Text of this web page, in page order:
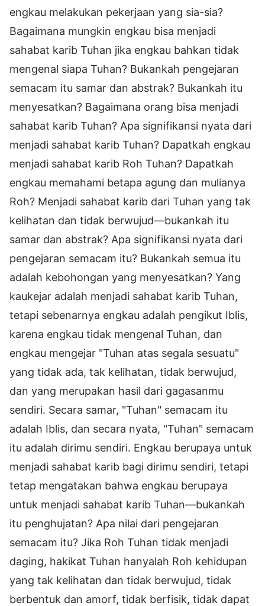
engkau melakukan pekerjaan yang sia-sia?
Bagaimana mungkin engkau bisa menjadi
sahabat karib Tuhan jika engkau bahkan tidak
mengenal siapa Tuhan? Bukankah pengejaran
semacam itu samar dan abstrak? Bukankah itu
menyesatkan? Bagaimana orang bisa menjadi
sahabat karib Tuhan? Apa signifikansi nyata dari
menjadi sahabat karib Tuhan? Dapatkah engkau
menjadi sahabat karib Roh Tuhan? Dapatkah
engkau memahami betapa agung dan mulianya
Roh? Menjadi sahabat karib dari Tuhan yang tak
kelihatan dan tidak berwujud—bukankah itu
samar dan abstrak? Apa signifikansi nyata dari
pengejaran semacam itu? Bukankah semua itu
adalah kebohongan yang menyesatkan? Yang
kaukejar adalah menjadi sahabat karib Tuhan,
tetapi sebenarnya engkau adalah pengikut Iblis,
karena engkau tidak mengenal Tuhan, dan
engkau mengejar "Tuhan atas segala sesuatu"
yang tidak ada, tak kelihatan, tidak berwujud,
dan yang merupakan hasil dari gagasanmu
sendiri. Secara samar, "Tuhan" semacam itu
adalah Iblis, dan secara nyata, "Tuhan" semacam
itu adalah dirimu sendiri. Engkau berupaya untuk
menjadi sahabat karib bagi dirimu sendiri, tetapi
tetap mengatakan bahwa engkau berupaya
untuk menjadi sahabat karib Tuhan—bukankah
itu penghujatan? Apa nilai dari pengejaran
semacam itu? Jika Roh Tuhan tidak menjadi
daging, hakikat Tuhan hanyalah Roh kehidupan
yang tak kelihatan dan tidak berwujud, tidak
berbentuk dan amorf, tidak berfisik, tidak dapat